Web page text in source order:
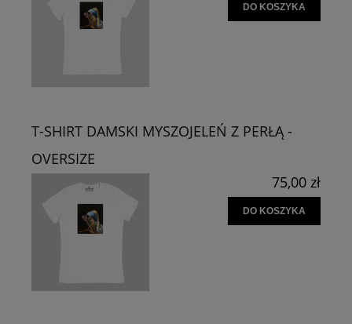
DO KOSZYKA
T-SHIRT DAMSKI MYSZOJELEŃ Z PERŁĄ -
OVERSIZE
75,00 zł
DO KOSZYKA